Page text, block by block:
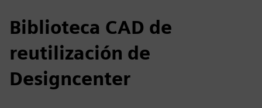
Biblioteca CAD de
reutilización de
Designcenter